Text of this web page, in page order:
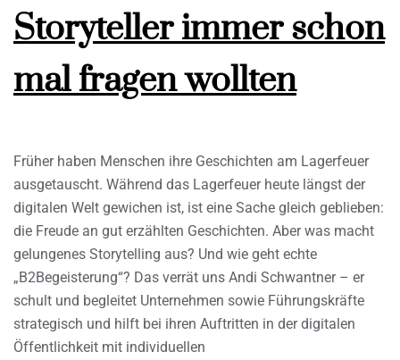
Storyteller immer schon
mal fragen wollten
Früher haben Menschen ihre Geschichten am Lagerfeuer
ausgetauscht. Während das Lagerfeuer heute längst der
digitalen Welt gewichen ist, ist eine Sache gleich geblieben:
die Freude an gut erzählten Geschichten. Aber was macht
gelungenes Storytelling aus? Und wie geht echte
„B2Begeisterung“? Das verrät uns Andi Schwantner – er
schult und begleitet Unternehmen sowie Führungskräfte
strategisch und hilft bei ihren Auftritten in der digitalen
Öffentlichkeit mit individuellen